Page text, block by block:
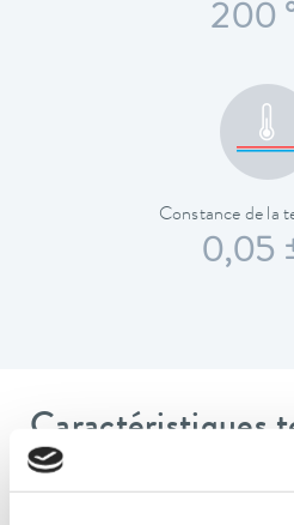
200
Constance de la
0,05
Caractéristiques
(selon DIN 12876)